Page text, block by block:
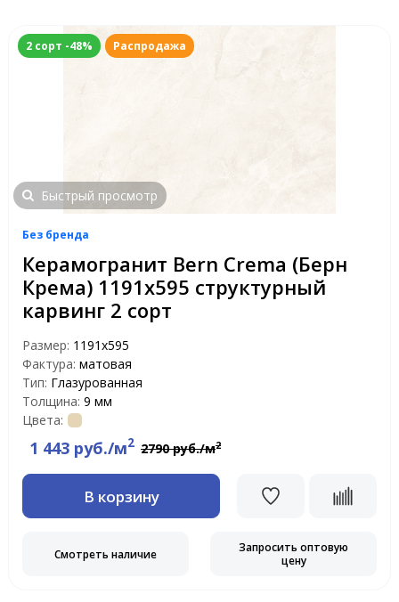
2 сорт -48% Распродажа
Быстрый просмотр
Без бренда
Керамогранит Bern Crema (Берн
Крема) 1191х595 структурный
карвинг 2 сорт
Размер: 1191x595
Фактура: матовая
Тип: Глазурованная
Толщина: 9 мм
Цвета:
1 443 руб./м2 2790 руб./м2
В корзину
Смотреть наличие
Запросить оптовую
цену